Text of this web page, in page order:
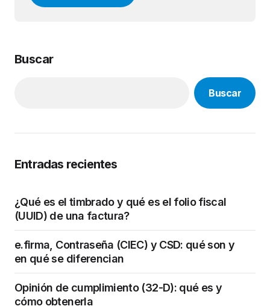
Buscar
Buscar
Entradas recientes
¿Qué es el timbrado y qué es el folio fiscal
(UUID) de una factura?
e.firma, Contraseña (CIEC) y CSD: qué son y
en qué se diferencian
Opinión de cumplimiento (32-D): qué es y
cómo obtenerla